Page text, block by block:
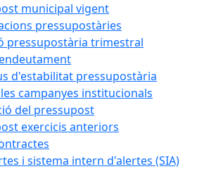
municipal vigent
pressupostàries
pressupostària trimestral
d'estabilitat pressupostària
campanyes institucionals
del pressupost
exercicis anteriors
i sistema intern d'alertes (SIA)